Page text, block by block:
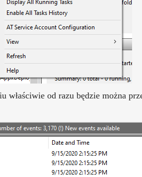
właściwie od razu będzie można